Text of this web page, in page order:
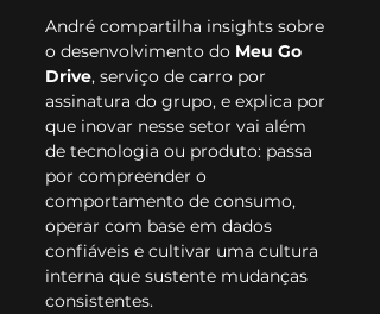
André compartilha insights sobre
o desenvolvimento do Meu Go
Drive, serviço de carro por
assinatura do grupo, e explica por
que inovar nesse setor vai além
de tecnologia ou produto: passa
por compreender o
comportamento de consumo,
operar com base em dados
confiáveis e cultivar uma cultura
interna que sustente mudanças
consistentes.